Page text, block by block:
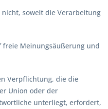
nicht, soweit die Verarbeitung
freie Meinungsäußerung und
Verpflichtung, die die
Union oder der
unterliegt, erfordert,